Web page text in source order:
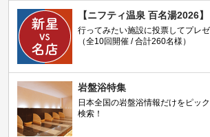
【ニフティ温泉 百名湯2026】
行ってみたい施設に投票してプレ
（全10回開催 / 合計260名様）
岩盤浴特集
日本全国の岩盤浴情報だけをピッ
検索！